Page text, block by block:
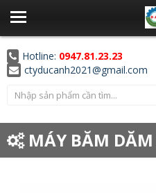
Hotline: 0947.81.23.23
ctyducanh2021@gmail.com
MÁY BĂM